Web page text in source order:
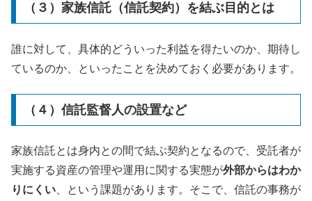
（３）家族信託（信託契約）を結ぶ目的とは
誰に対して、具体的どういった利益を得たいのか、期待し
ているのか、といったことを決めておく必要があります。
（４）信託監督人の設置など
家族信託とは身内との間で結ぶ契約となるので、受託者が
実施する資産の管理や運用に関する実態が外部からはわか
りにくい、という課題があります。そこで、信託の事務が